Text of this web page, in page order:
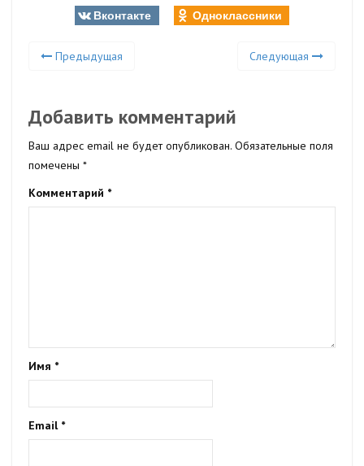
Вконтакте
Одноклассники
Предыдущая Следующая
Добавить комментарий
Ваш адрес email не будет опубликован. Обязательные поля
помечены *
Комментарий *
Имя *
Email *